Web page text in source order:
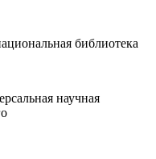
библиотека
научная